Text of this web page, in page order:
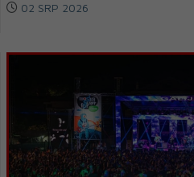
02 SRP 2026